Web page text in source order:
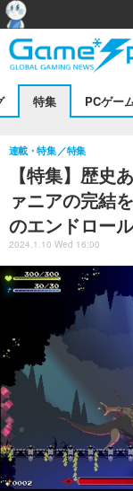
特集 PCゲー
【特集】歴史
ァニアの完結
のエンドロー
連載・特集 特集
2024.1.10 Wed 16:00